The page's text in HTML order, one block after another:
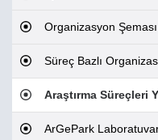
Organizasyon Şeması
Süreç Bazlı
Araştırma Süreçleri
ArGePark